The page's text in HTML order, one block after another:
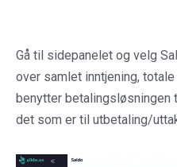
Gå til sidepanelet og velg
over samlet inntjening,
benytter betalingsløsningen
det som er til utbetaling/